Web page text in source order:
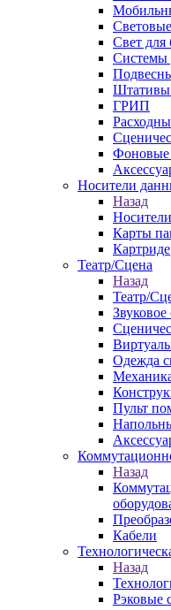
Свет для
Системы
Штативы
ГРИП
Фоновые
Носители
Назад
Карты
Театр/Сцена
Назад
Театр/
Одежда
Пульт
Назад
Кабели
Назад
Рэковые